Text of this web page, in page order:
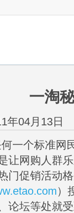
一淘
年04月13日
一个标准网
让网购人群
门促销活动
）
论坛等处就